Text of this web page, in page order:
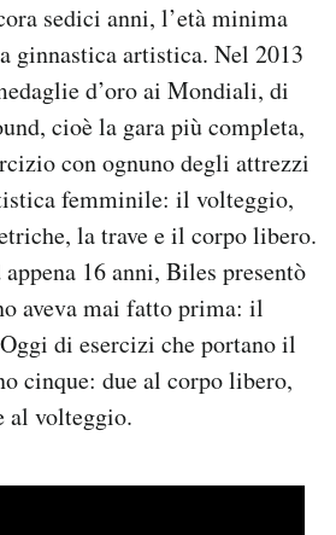
sedici anni, l’età minima
ginnastica artistica. Nel 2013
d’oro ai Mondiali, di
cioè la gara più completa,
con ognuno degli attrezzi
femminile: il volteggio,
la trave e il corpo libero.
16 anni, Biles presentò
aveva mai fatto prima: il
di esercizi che portano il
cinque: due al corpo libero,
al volteggio.